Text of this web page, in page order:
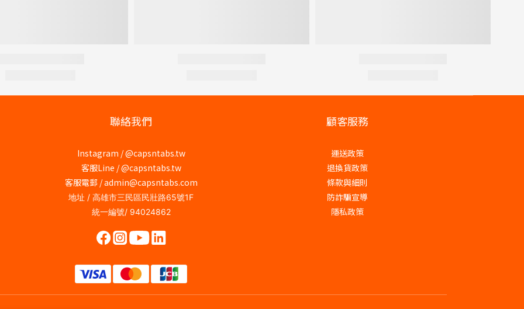
聯絡我們
Instagram /@capsntabs.tw
客服Line / @capsntabs.tw
客服電郵 / admin@capsntabs.com
地址 / 高雄市三民區民壯路65號1F
統一編號/ 94024862
顧客服務
運送政策
退換貨政策
條款與細則
防詐騙宣導
隱私政策